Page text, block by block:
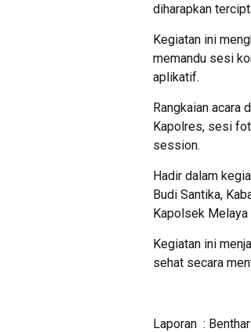
diharapkan
Kegiatan ini
memandu sesi
aplikatif.
Rangkaian acara
Kapolres, sesi
session.
Hadir dalam
Budi Santika,
Kapolsek Melaya
Kegiatan ini
sehat secara
Laporan : Benthar